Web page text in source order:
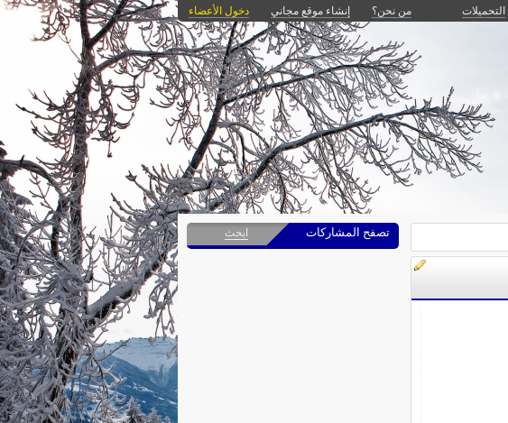
التحميلات من نحن؟ إنشاء موقع مجاني دخول الأعضاء
تصفح المشاركات ابحث